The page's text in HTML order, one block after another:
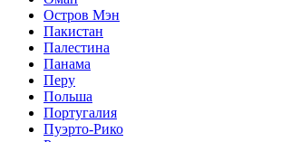
Остров Мэн
Пакистан
Палестина
Панама
Перу
Польша
Португалия
Пуэрто-Рико